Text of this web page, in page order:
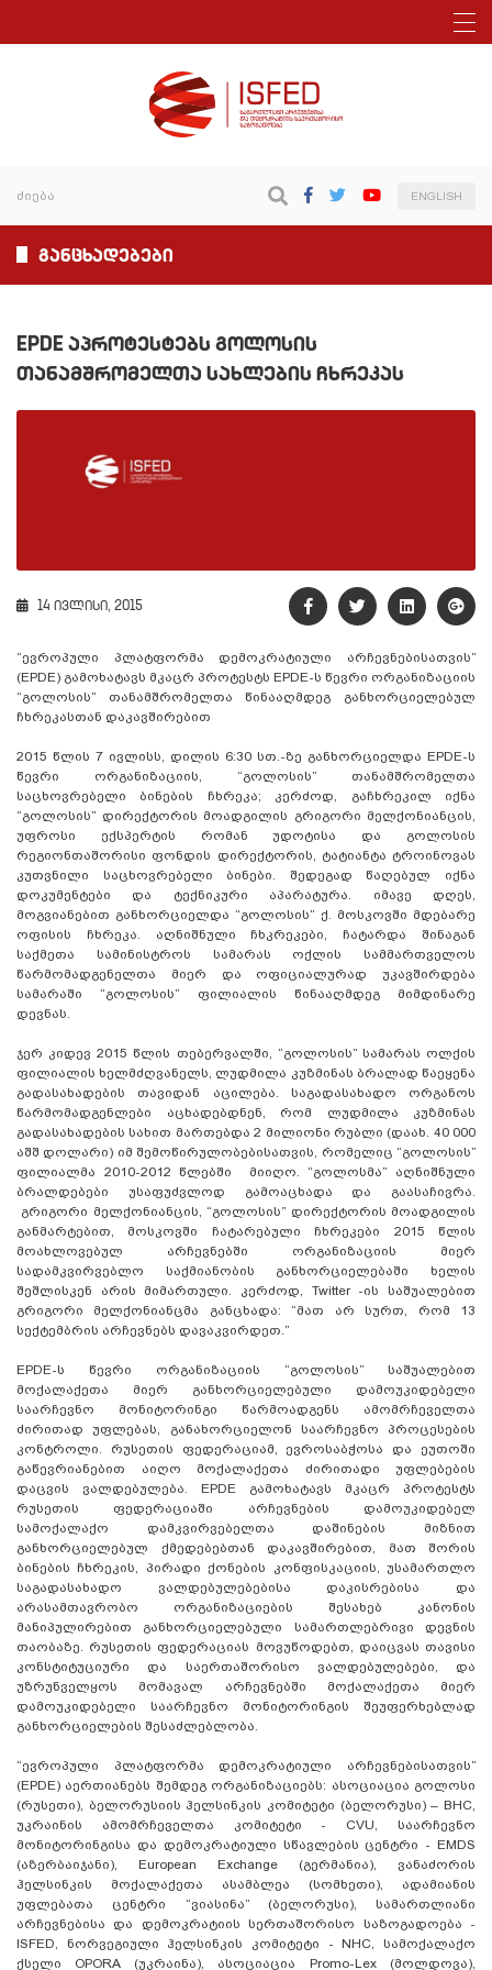
ENGLISH
განცხადებები
EPDE აპროტესტებს გოლოსის
თანამშრომელთა სახლების ჩხრეკას
14 ივლისი, 2015
“ევროპული პლატფორმა დემოკრატიული არჩევნებისათვის”
(EPDE) გამოხატავს მკაცრ პროტესტს EPDE-ს წევრი ორგანიზაციის
“გოლოსის” თანამშრომელთა წინააღმდეგ განხორციელებულ
ჩხრეკასთან დაკავშირებით
2015 წლის 7 ივლისს, დილის 6:30 სთ.-ზე განხორციელდა EPDE-ს
წევრი ორგანიზაციის, “გოლოსის” თანამშრომელთა
საცხოვრებელი ბინების ჩხრეკა; კერძოდ, გაჩხრეკილ იქნა
“გოლოსის” დირექტორის მოადგილის გრიგორი მელქონიანცის,
უფროსი ექსპერტის რომან უდოტისა და გოლოსის
რეგიონთაშორისი ფონდის დირექტორის, ტატიანტა ტროინოვას
კუთვნილი საცხოვრებელი ბინები. შედეგად წაღებულ იქნა
დოკუმენტები და ტექნიკური აპარატურა. იმავე დღეს,
მოგვიანებით განხორციელდა “გოლოსის” ქ. მოსკოვში მდებარე
ოფისის ჩხრეკა. აღნიშნული ჩხკრეკები, ჩატარდა შინაგან
საქმეთა სამინისტროს სამარას ოქლის სამმართველოს
წარმომადგენელთა მიერ და ოფიციალურად უკავშირდება
სამარაში “გოლოსის” ფილიალის წინააღმდეგ მიმდინარე
დევნას.
ჯერ კიდევ 2015 წლის თებერვალში, “გოლოსის” სამარას ოლქის
ფილიალის ხელმძღვანელს, ლუდმილა კუზმინას ბრალად წაეყენა
გადასახადების თავიდან აცილება. საგადასახადო ორგანოს
წარმომადგენლები აცხადებდნენ, რომ ლუდმილა კუზმინას
გადასახადების სახით მართებდა 2 მილიონი რუბლი (დაახ. 40 000
აშშ დოლარი) იმ შემოწირულობებისათვის, რომელიც “გოლოსის”
ფილიალმა 2010-2012 წლებში მიიღო. “გოლოსმა” აღნიშნული
ბრალდებები უსაფუძვლოდ გამოაცხადა და გაასაჩივრა.
გრიგორი მელქონიანცის, “გოლოსის” დირექტორის მოადგილის
განმარტებით, მოსკოვში ჩატარებული ჩხრეკები 2015 წლის
მოახლოვებულ არჩევნებში ორგანიზაციის მიერ
სადამკვირვებლო საქმიანობის განხორციელებაში ხელის
შეშლისკენ არის მიმართული. კერძოდ, Twitter -ის საშუალებით
გრიგორი მელქონიანცმა განცხადა: “მათ არ სურთ, რომ 13
სექტემბრის არჩევნებს დავაკვირდეთ.”
EPDE-ს წევრი ორგანიზაციის “გოლოსის” საშუალებით
მოქალაქეთა მიერ განხორციელებული დამოუკიდებელი
საარჩევნო მონიტორინგი წარმოადგენს ამომრჩეველთა
ძირითად უფლებას, განახორციელონ საარჩევნო პროცესების
კონტროლი. რუსეთის ფედერაციამ, ევროსაბჭოსა და ეუთოში
გაწევრიანებით აიღო მოქალაქეთა ძირითადი უფლებების
დაცვის ვალდებულება. EPDE გამოხატავს მკაცრ პროტესტს
რუსეთის ფედერაციაში არჩევნების დამოუკიდებელ
სამოქალაქო დამკვირვებელთა დაშინების მიზნით
განხორციელებულ ქმედებებთან დაკავშირებით, მათ შორის
ბინების ჩხრეკის, პირადი ქონების კონფისკაციის, უსამართლო
საგადასახადო ვალდებულებებისა დაკისრებისა და
არასამთავრობო ორგანიზაციების შესახებ კანონის
მანიპულირებით განხორციელებული სამართლებრივი დევნის
თაობაზე. რუსეთის ფედერაციას მოვუწოდებთ, დაიცვას თავისი
კონსტიტუციური და საერთაშორისო ვალდებულებები, და
უზრუნველყოს მომავალ არჩევნებში მოქალაქეთა მიერ
დამოუკიდებელი საარჩევნო მონიტორინგის შეუფერხებლად
განხორციელების შესაძლებლობა.
“ევროპული პლატფორმა დემოკრატიული არჩევნებისათვის”
(EPDE) აერთიანებს შემდეგ ორგანიზაციებს: ასოციაცია გოლოსი
(რუსეთი), ბელორუსიის ჰელსინკის კომიტეტი (ბელორუსი) – BHC,
უკრაინის ამომრჩეველთა კომიტეტი - CVU, საარჩევნო
მონიტორინგისა და დემოკრატიული სწავლების ცენტრი - EMDS
(აზერბაიჯანი), European Exchange (გერმანია), ვანაძორის
ჰელსინკის მოქალაქეთა ასამბლეა (სომხეთი), ადამიანის
უფლებათა ცენტრი “ვიასინა” (ბელორუსი), სამართლიანი
არჩევნებისა და დემოკრატიის სერთაშორისო საზოგადოება -
ISFED, ნორვეგიული ჰელსინკის კომიტეტი - NHC, სამოქალაქო
ქსელი OPORA (უკრაინა), ასოციაცია Promo-Lex (მოლდოვა),